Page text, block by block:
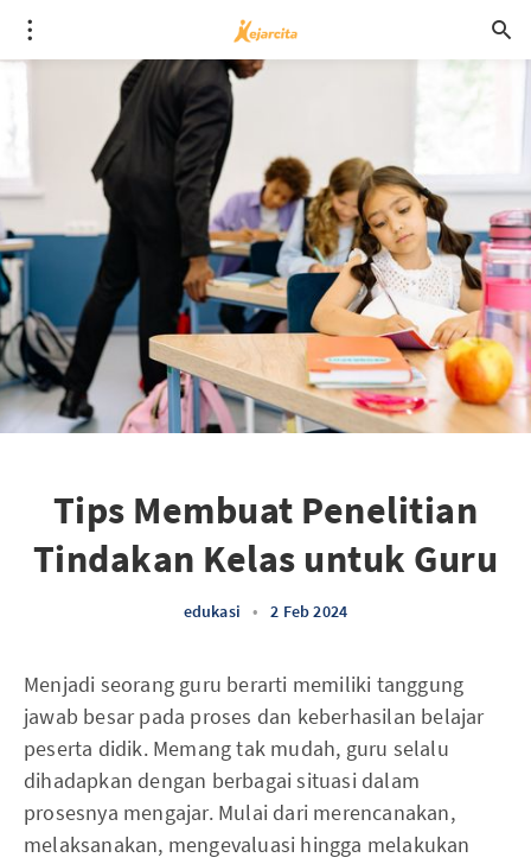
Tips Membuat Penelitian
Tindakan Kelas untuk Guru
edukasi • 2 Feb 2024
Menjadi seorang guru berarti memiliki tanggung
jawab besar pada proses dan keberhasilan belajar
peserta didik. Memang tak mudah, guru selalu
dihadapkan dengan berbagai situasi dalam
prosesnya mengajar. Mulai dari merencanakan,
melaksanakan, mengevaluasi hingga melakukan